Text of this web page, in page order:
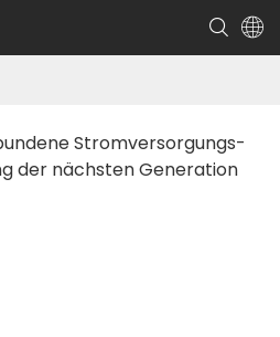
Stromversorgungs-
der nächsten Generation